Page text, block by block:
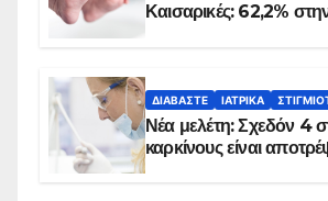
Καισαρικές: 62,2%
ΔΙΑΒΆΣΤΕ ΙΑΤΡΙΚΆ
Νέα μελέτη: Σχεδόν 4
καρκίνους είναι